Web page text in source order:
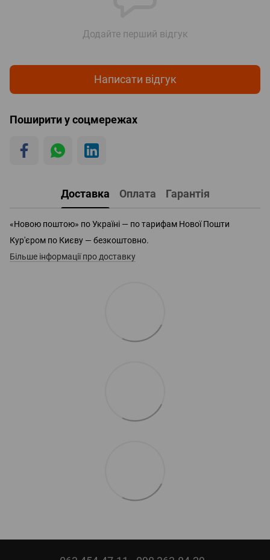
Додайте перший відгук
Написати відгук
Поширити у соцмережах
Доставка Оплата Гарантія
«Новою поштою» по Україні — по тарифам Нової Пошти
Кур'єром по Києву — безкоштовно.
Більше інформації про доставку